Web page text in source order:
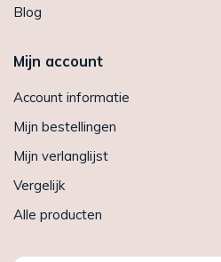
Blog
Mijn account
Account informatie
Mijn bestellingen
Mijn verlanglijst
Vergelijk
Alle producten